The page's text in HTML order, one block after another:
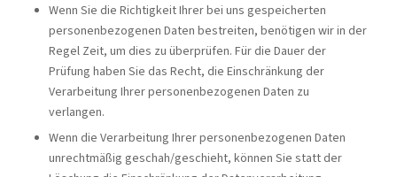
Wenn Sie die Richtigkeit Ihrer bei uns gespeicherten
personenbezogenen Daten bestreiten, benötigen wir in der
Regel Zeit, um dies zu überprüfen. Für die Dauer der
Prüfung haben Sie das Recht, die Einschränkung der
Verarbeitung Ihrer personenbezogenen Daten zu
verlangen.
Wenn die Verarbeitung Ihrer personenbezogenen Daten
unrechtmäßig geschah/geschieht, können Sie statt der